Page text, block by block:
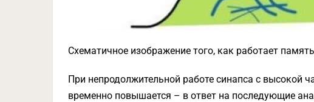
Схематичное изображение того, как работает память
При непродолжительной работе синапса с высокой
временно повышается – в ответ на последующие